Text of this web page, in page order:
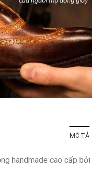
MÔ TẢ
handmade cao cấp bởi